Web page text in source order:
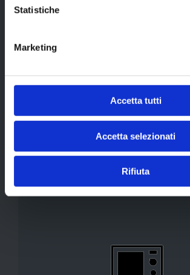
Statistiche
Marketing
Accetta tutti
Accetta selezionati
Rifiuta
15/20 minuti per una doratura